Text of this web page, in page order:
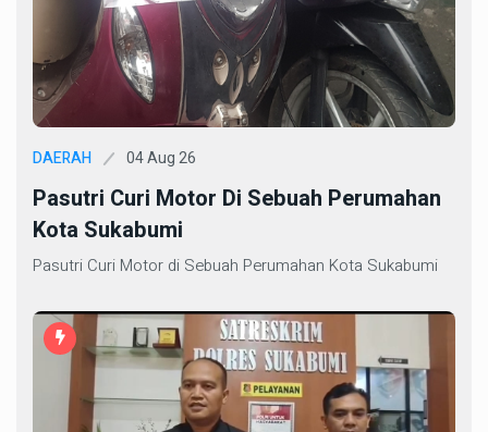
DAERAH 04 Aug 26
Pasutri Curi Motor Di Sebuah Perumahan
Kota Sukabumi
Pasutri Curi Motor di Sebuah Perumahan Kota Sukabumi